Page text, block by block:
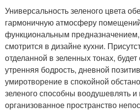
Универсальность зеленого цвета
гармоничную атмосферу
функциональным
смотрится в дизайне кухни.
отделанной в зеленных тонах,
утренняя бодрость, дневной
умиротворение в спокойной
зеленого способны воодушевлять и
организованное пространство